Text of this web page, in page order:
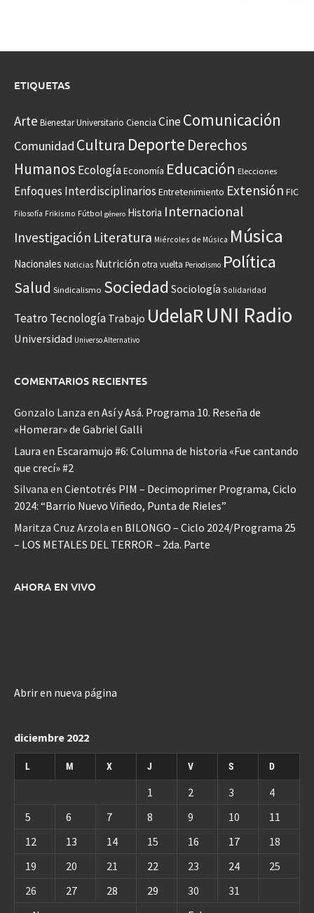
ETIQUETAS
Arte Bienestar Universitario Ciencia CineComunicación
Comunidad Cultura Deporte Derechos
Humanos EcologíaEconomía Educación Elecciones
Enfoques Interdisciplinarios Entretenimiento Extensión FIC
Filosofía Frikismo Fútbol género Historia Internacional
Investigación Literatura Miércoles de Música Música
Nacionales Noticias Nutrición otra vuelta Periodismo Política
Salud Sindicalismo Sociedad Sociología Solidaridad
Teatro Tecnología Trabajo UdelaRUNI Radio
Universidad Universo Alternativo
COMENTARIOS RECIENTES
Gonzalo Lanza en Así y Asá. Programa 10. Reseña de
«Homerar» de Gabriel Galli
Laura en Escaramujo #6: Columna de historia «Fue cantando
que crecí» #2
Silvana en Cientotrés PIM – Decimoprimer Programa, Ciclo
2024: “Barrio Nuevo Viñedo, Punta de Rieles”
Maritza Cruz Arzola en BILONGO – Ciclo 2024/Programa 25
– LOS METALES DEL TERROR – 2da. Parte
AHORA EN VIVO
Abrir en nueva página
diciembre 2022
L M X J V S D
1 2 3
4
5
6 7 8 9 10
11
12
13 14 15 16 17
18
19
20 21 22 23 24
25
26
27 28 29 30 31